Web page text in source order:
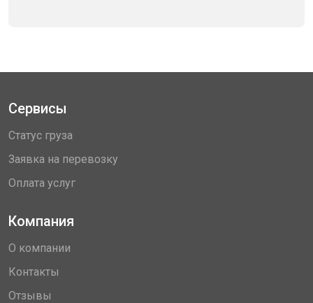
Сервисы
Статус груза
Заявка на перевозку
Оплата услуг
Компания
О компании
Контакты
Отзывы